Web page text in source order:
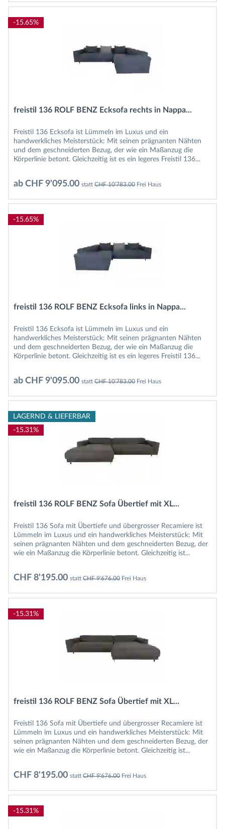
-15.65%
freistil 136 ROLF BENZ Ecksofa rechts in Nappa...
Freistil 136 Ecksofa ist Lümmeln im Luxus und ein
handwerkliches Meisterstück: Mit seinen prägnanten Nähten
und dem geschneiderten Bezug, der wie ein Maßanzug die
Körperlinie betont. Gleichzeitig ist es ein legeres Freistil 136...
ab CHF 9'095.00 stattCHF 10'783.00Frei Haus
-15.65%
freistil 136 ROLF BENZ Ecksofa links in Nappa...
Freistil 136 Ecksofa ist Lümmeln im Luxus und ein
handwerkliches Meisterstück: Mit seinen prägnanten Nähten
und dem geschneiderten Bezug, der wie ein Maßanzug die
Körperlinie betont. Gleichzeitig ist es ein legeres Freistil 136...
ab CHF 9'095.00 stattCHF 10'783.00Frei Haus
LAGERND & LIEFERBAR
-15.31%
freistil 136 ROLF BENZ Sofa Übertief mit XL...
Freistil 136 Sofa mit Übertiefe und übergrosser Recamiere ist
Lümmeln im Luxus und ein handwerkliches Meisterstück: Mit
seinen prägnanten Nähten und dem geschneiderten Bezug, der
wie ein Maßanzug die Körperlinie betont. Gleichzeitig ist...
CHF 8'195.00 stattCHF 9'676.00Frei Haus
-15.31%
freistil 136 ROLF BENZ Sofa Übertief mit XL...
Freistil 136 Sofa mit Übertiefe und übergrosser Recamiere ist
Lümmeln im Luxus und ein handwerkliches Meisterstück: Mit
seinen prägnanten Nähten und dem geschneiderten Bezug, der
wie ein Maßanzug die Körperlinie betont. Gleichzeitig ist...
CHF 8'195.00 stattCHF 9'676.00Frei Haus
-15.31%